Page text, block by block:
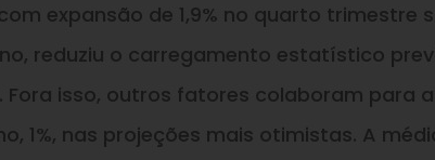
expansão de 1,9% no quarto trimestre
reduziu o carregamento estatístico
Fora isso, outros fatores colaboram para
1%, nas projeções mais otimistas. A